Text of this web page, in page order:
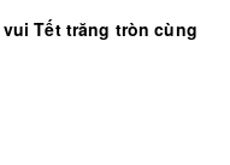
Tết trăng tròn cùng